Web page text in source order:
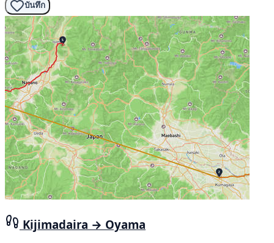
บันทึก
Kijimadaira → Oyama